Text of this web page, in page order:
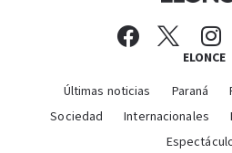
ELONCE
Últimas noticias Paraná
Sociedad
Internacionales